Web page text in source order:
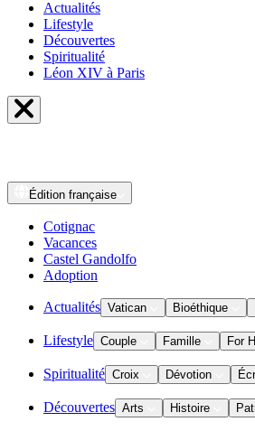
Actualités
Lifestyle
Découvertes
Spiritualité
Léon XIV à Paris
Édition française
Cotignac
Vacances
Castel Gandolfo
Adoption
Actualités Vatican Bioéthique
Lifestyle Couple Famille For
Spiritualité Croix Dévotion
Découvertes Arts Histoire